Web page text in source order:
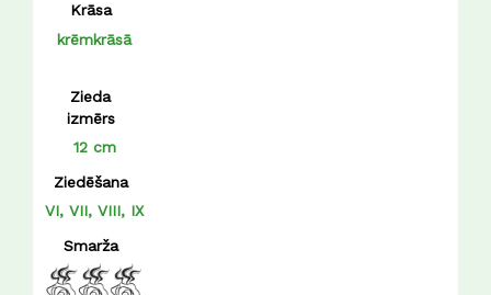
Krāsa
krēmkrāsā
Zieda
izmērs
12 cm
Ziedēšana
VI, VII, VIII, IX
Smarža